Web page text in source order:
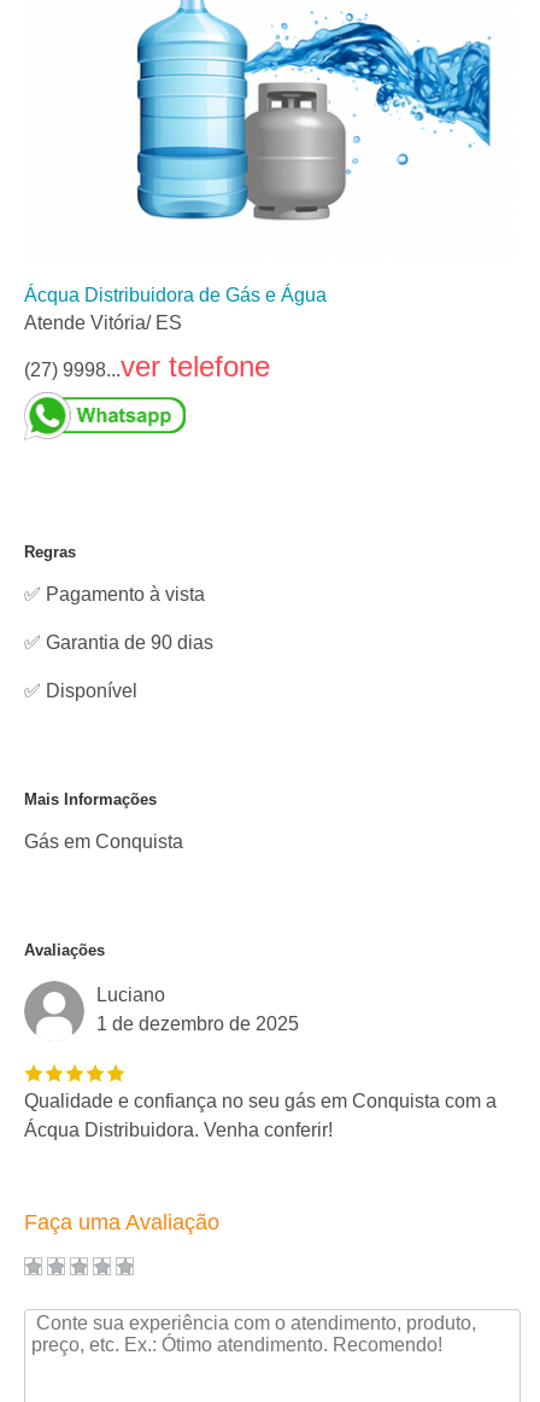
Ácqua Distribuidora de Gás e Água
Atende Vitória/ ES
(27) 9998...ver telefone
Regras
✅ Pagamento à vista
✅ Garantia de 90 dias
✅ Disponível
Mais Informações
Gás em Conquista
Avaliações
Luciano
1 de dezembro de 2025
Qualidade e confiança no seu gás em Conquista com a
Ácqua Distribuidora. Venha conferir!
Faça uma Avaliação